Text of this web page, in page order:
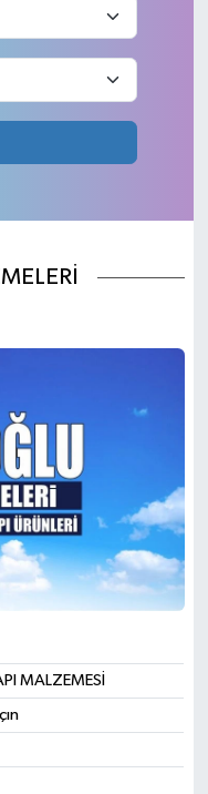
MALZEMESİ